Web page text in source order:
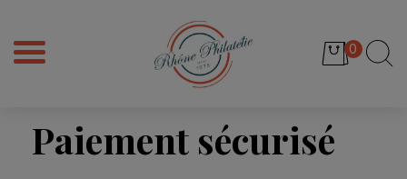
0
Paiement sécurisé